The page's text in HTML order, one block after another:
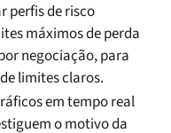
perfis de risco
máximos de perda
negociação, para
limites claros.
em tempo real
o motivo da